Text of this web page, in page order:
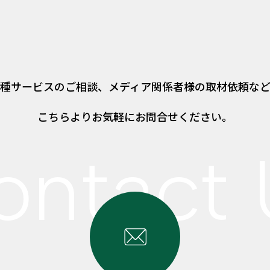
サービスのご相談、 メディア関係者様の取材依頼な
こちらよりお気軽にお問合せください。